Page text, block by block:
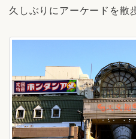
久しぶりにアーケードを散